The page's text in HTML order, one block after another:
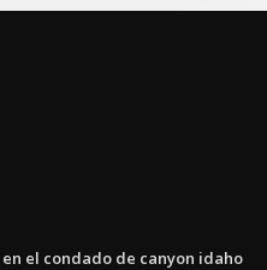
el condado de canyon idaho